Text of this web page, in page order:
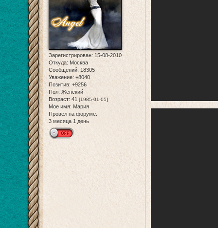
Зарегистрирован: 15-08-2010
Откуда: Москва
Сообщений: 18305
Уважение: +8040
Позитив: +9256
Пол: Женский
Возраст: 41 [1985-01-05]
Мое имя: Мария
Провел на форуме:
3 месяца 1 день